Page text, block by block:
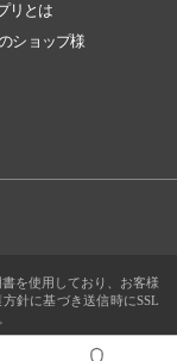
リとは
ショップ様
を使用しており、お客様
針に基づき送信時にSSL